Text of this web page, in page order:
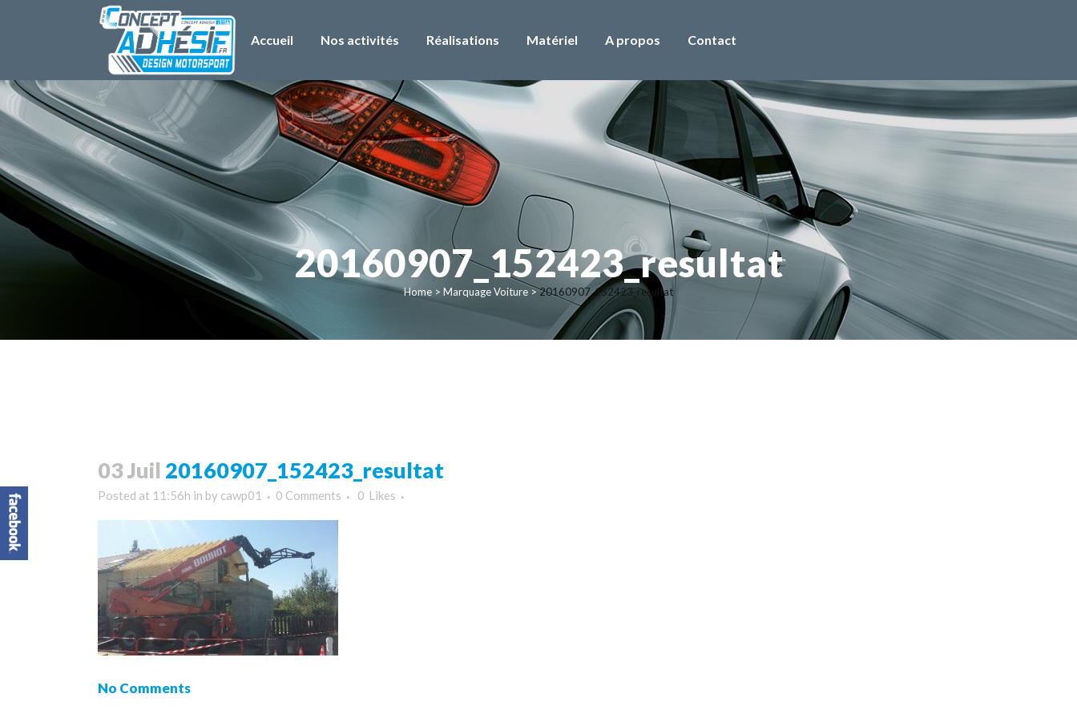
Accueil Nos activités Réalisations Matériel A propos Contact
20160907_152423_resultat
Home > Marquage Voiture >20160907_152423_resultat
03 Juil 20160907_152423_resultat
Posted at 11:56h in by cawp01 0 Comments 0 Likes
No Comments